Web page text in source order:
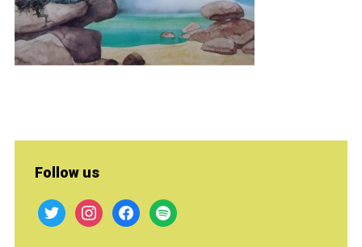
Follow us
twitter instagramfacebook
spotify